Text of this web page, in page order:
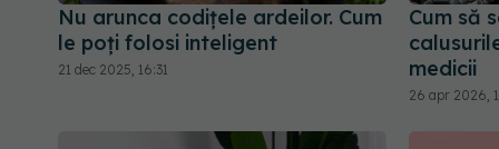
Nu arunca codițele ardeilor. Cum
le poți folosi inteligent
21 dec 2025, 16:31
Cum să
medicii
26 apr 2026,